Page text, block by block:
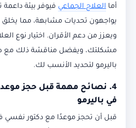
أما العلاج الجماعي فيوفر بيئة
يواجهون تحديات مشابهة، مما يخلق
ويعزز من دعم الأقران. اختيار نوع
مشكلتك، ويفضل مناقشة ذلك مع
باليرمو لتحديد الأنسب لك.
4. نصائح مهمة قبل حجز
في باليرمو
قبل أن تحجز موعدًا مع دكتور نفسي